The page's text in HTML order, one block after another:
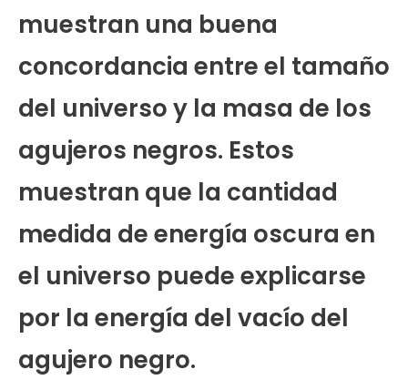
muestran una buena
concordancia entre el tamaño
del universo y la masa de los
agujeros negros. Estos
muestran que la cantidad
medida de energía oscura en
el universo puede explicarse
por la energía del vacío del
agujero negro.